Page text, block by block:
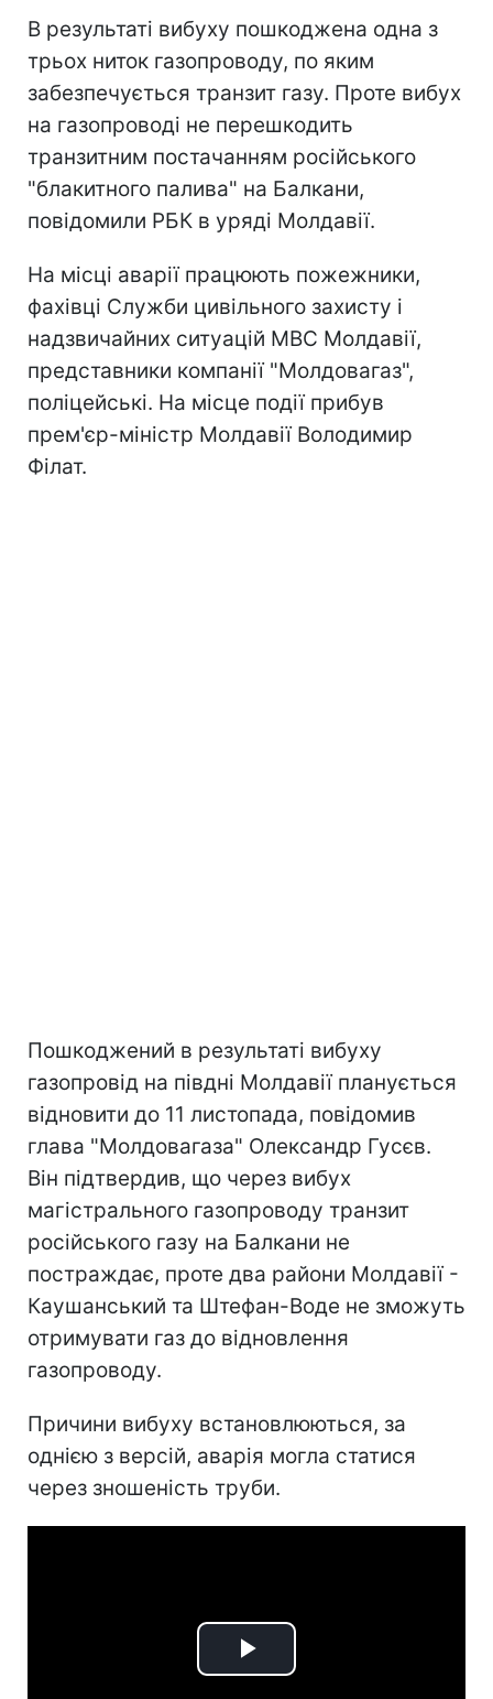
В результаті вибуху пошкоджена одна з
трьох ниток газопроводу, по яким
забезпечується транзит газу. Проте вибух
на газопроводі не перешкодить
транзитним постачанням російського
"блакитного палива" на Балкани,
повідомили РБК в уряді Молдавії.
На місці аварії працюють пожежники,
фахівці Служби цивільного захисту і
надзвичайних ситуацій МВС Молдавії,
представники компанії "Молдовагаз",
поліцейські. На місце події прибув
прем'єр-міністр Молдавії Володимир
Філат.
Пошкоджений в результаті вибуху
газопровід на півдні Молдавії планується
відновити до 11 листопада, повідомив
глава "Молдовагаза" Олександр Гусєв.
Він підтвердив, що через вибух
магістрального газопроводу транзит
російського газу на Балкани не
постраждає, проте два райони Молдавії -
Каушанський та Штефан-Воде не зможуть
отримувати газ до відновлення
газопроводу.
Причини вибуху встановлюються, за
однією з версій, аварія могла статися
через зношеність труби.
Play